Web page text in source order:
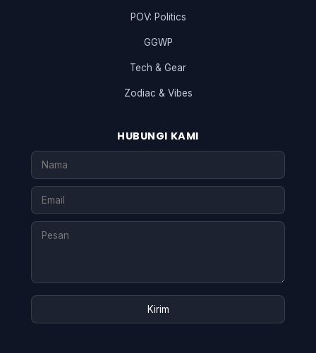
POV: Politics
GGWP
Tech & Gear
Zodiac & Vibes
HUBUNGI KAMI